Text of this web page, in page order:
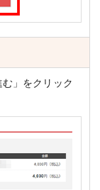
」をクリック